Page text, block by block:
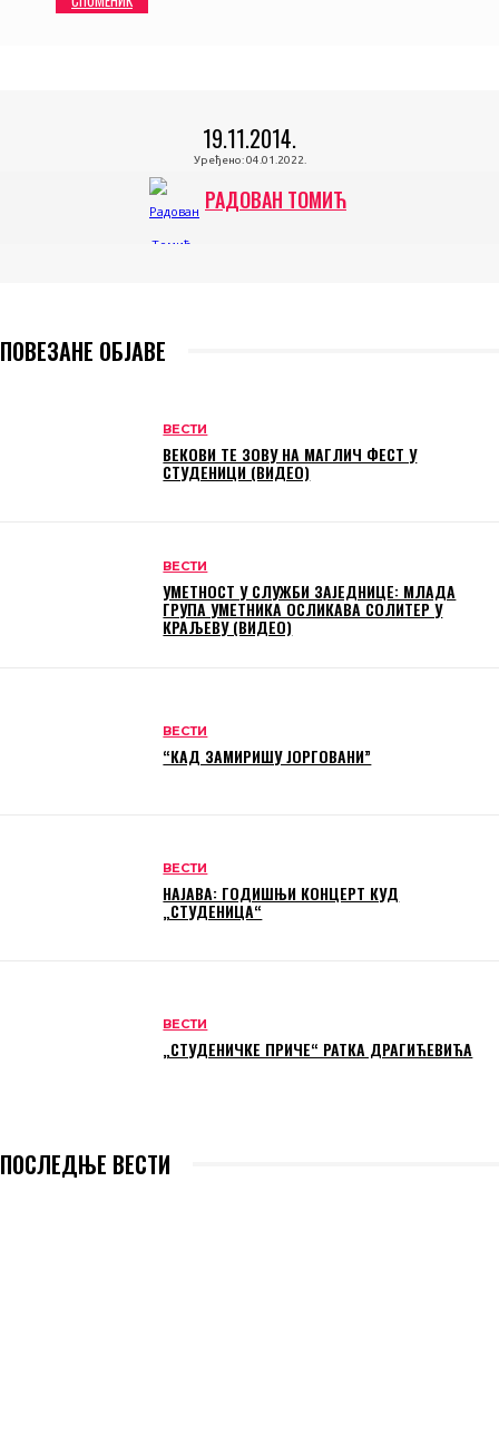
19.11.2014.
Уређено: 04.01.2022.
РАДОВАН ТОМИЋ
ПОВЕЗАНЕ ОБЈАВЕ
ВЕСТИ
ВЕКОВИ ТЕ ЗОВУ НА МАГЛИЧ ФЕСТ У
СТУДЕНИЦИ (ВИДЕО)
ВЕСТИ
УМЕТНОСТ У СЛУЖБИ ЗАЈЕДНИЦЕ: МЛАДА
ГРУПА УМЕТНИКА ОСЛИКАВА СОЛИТЕР У
КРАЉЕВУ (ВИДЕО)
ВЕСТИ
“КАД ЗАМИРИШУ ЈОРГОВАНИ”
ВЕСТИ
НАЈАВА: ГОДИШЊИ КОНЦЕРТ КУД
„СТУДЕНИЦА“
ВЕСТИ
„СТУДЕНИЧКЕ ПРИЧЕ“ РАТКА ДРАГИЋЕВИЋА
ПОСЛЕДЊЕ ВЕСТИ